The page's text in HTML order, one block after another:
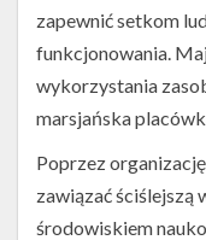
zapewnić setkom
funkcjonowania.
wykorzystania
marsjańska
Poprzez
zawiązać ściślejszą
środowiskiem